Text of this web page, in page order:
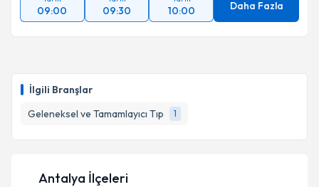
İlgili Branşlar
Geleneksel ve Tamamlayıcı Tıp
1
09:00 09:30 10:00 Daha Fazla
Antalya İlçeleri